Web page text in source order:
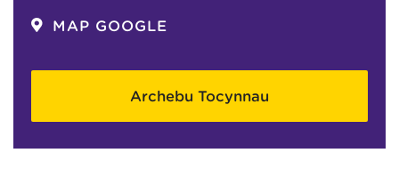
MAP GOOGLE
Archebu Tocynnau